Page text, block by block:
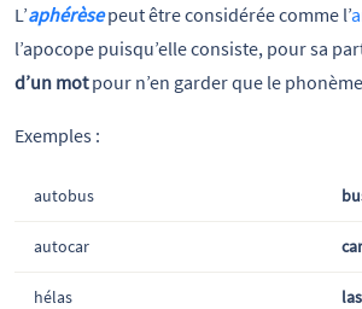
L’aphérèse peut être considérée comme l’
l’apocope puisqu’elle consiste, pour sa
d’un motpour n’en garder que le
Exemples :
autobus
autocar car
hélas las